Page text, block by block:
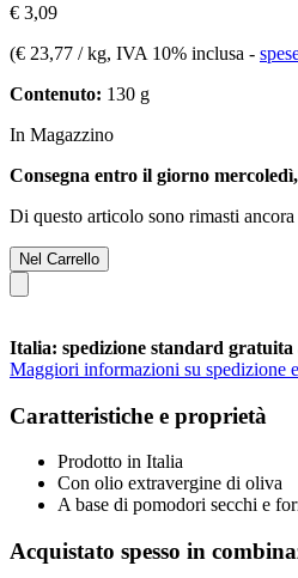
€ 3,09
(€ 23,77 / kg, IVA 10% inclusa -
Contenuto: 130 g
In Magazzino
Consegna entro il giorno
Di questo articolo sono rimasti
Nel Carrello
Italia: spedizione standard gratuita
Maggiori informazioni su spedizione
Caratteristiche e proprietà
Prodotto in Italia
Con olio extravergine di oliva
A base di pomodori secchi e
Acquistato spesso in